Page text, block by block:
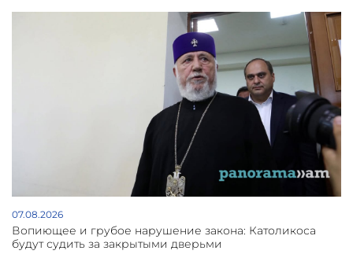
07.08.2026
Вопиющее и грубое нарушение закона: Католикоса
будут судить за закрытыми дверьми